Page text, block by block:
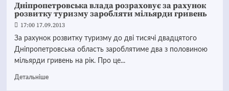
Дніпропетровська влада розраховує за рахунок
розвитку туризму заробляти мільярди гривень
17:00 17.09.2013
За рахунок розвитку туризму до дві тисячі двадцятого
Дніпропетровська область зароблятиме два з половиною
мільярди гривень на рік. Про це...
Детальніше